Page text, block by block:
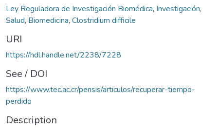
Ley Reguladora de Investigación Biomédica, Investigación,
Salud, Biomedicina, Clostridium difficile
URI
https://hdl.handle.net/2238/7228
See / DOI
https://www.tec.ac.cr/pensis/articulos/recuperar-tiempo-
perdido
Description